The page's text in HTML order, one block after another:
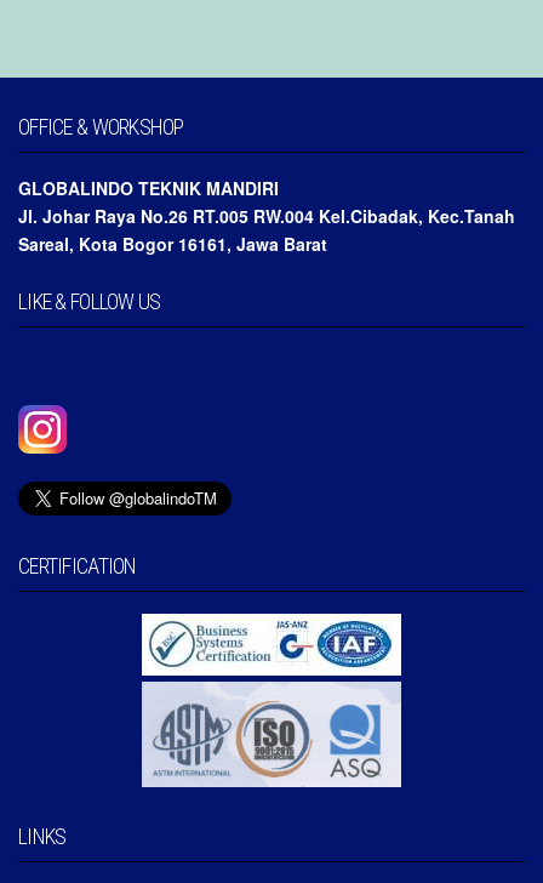
OFFICE & WORKSHOP
GLOBALINDO TEKNIK MANDIRI
Jl. Johar Raya No.26 RT.005 RW.004 Kel.Cibadak, Kec.Tanah
Sareal, Kota Bogor 16161, Jawa Barat
LIKE & FOLLOW US
CERTIFICATION
LINKS